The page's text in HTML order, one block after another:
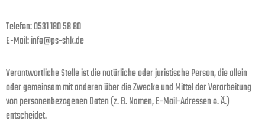
Telefon: 0531 180 58 80
E-Mail: info@ps-shk.de
Verantwortliche Stelle ist die natürliche oder juristische Person, die allein
oder gemeinsam mit anderen über die Zwecke und Mittel der Verarbeitung
von personenbezogenen Daten (z. B. Namen, E-Mail-Adressen o. Ä.)
entscheidet.